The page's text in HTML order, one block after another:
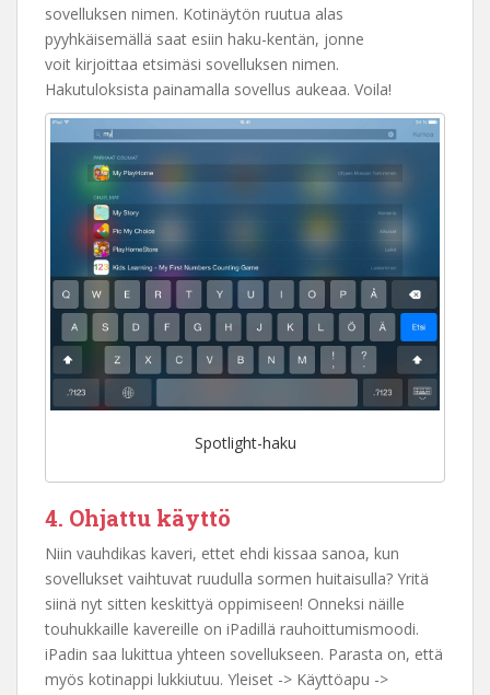
sovelluksen nimen. Kotinäytön ruutua alas
pyyhkäisemällä saat esiin haku-kentän, jonne
voit kirjoittaa etsimäsi sovelluksen nimen.
Hakutuloksista painamalla sovellus aukeaa. Voila!
Spotlight-haku
4. Ohjattu käyttö
Niin vauhdikas kaveri, ettet ehdi kissaa sanoa, kun
sovellukset vaihtuvat ruudulla sormen huitaisulla? Yritä
siinä nyt sitten keskittyä oppimiseen! Onneksi näille
touhukkaille kavereille on iPadillä rauhoittumismoodi.
iPadin saa lukittua yhteen sovellukseen. Parasta on, että
myös kotinappi lukkiutuu. Yleiset -> Käyttöapu ->